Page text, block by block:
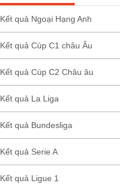
Kết quả Ngoại Hạng Anh
Kết quả Cúp C1 châu Âu
Kết quả Cúp C2 Châu âu
Kết quả La Liga
Kết quả Bundesliga
Kết quả Serie A
Kết quả Ligue 1